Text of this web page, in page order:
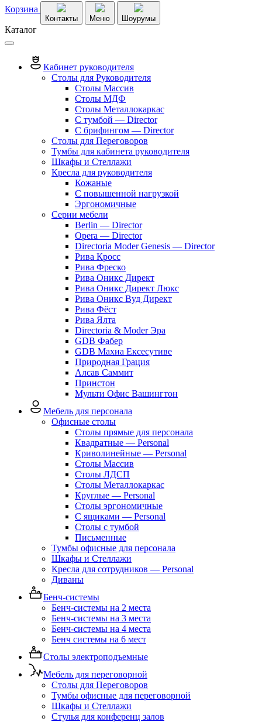
Корзина
Контакты Меню Шоурумы
Каталог
Кабинет руководителя
Столы для Руководителя
Столы Массив
Столы МДФ
Столы Металлокаркас
С тумбой — Director
C брифингом — Director
Столы для Переговоров
Тумбы для кабинета руководителя
Шкафы и Стеллажи
Кресла для руководителя
Кожаные
С повышенной нагрузкой
Эргономичные
Серии мебели
Berlin — Director
Opera — Director
Directoria Moder Genesis — Director
Рива Кросс
Рива Фреско
Рива Оникс Директ
Рива Оникс Директ Люкс
Рива Оникс Вуд Директ
Рива Фёст
Рива Ялта
Directoria & Moder Эра
GDB Фабер
GDB Махиа Ексесутиве
Природная Грация
Алсав Саммит
Принстон
Мульти Офис Вашингтон
Мебель для персонала
Офисные столы
Столы прямые для персонала
Квадратные — Personal
Криволинейные — Personal
Столы Массив
Столы ЛДСП
Столы Металлокаркас
Круглые — Personal
Столы эргономичные
С ящиками — Personal
Столы с тумбой
Письменные
Тумбы офисные для персонала
Шкафы и Стеллажи
Кресла для сотрудников — Personal
Диваны
Бенч-системы
Бенч-системы на 2 места
Бенч-системы на 3 места
Бенч-системы на 4 места
Бенч системы на 6 мест
Столы электроподъемные
Мебель для переговорной
Столы для Переговоров
Тумбы офисные для переговорной
Шкафы и Стеллажи
Стулья для конференц залов